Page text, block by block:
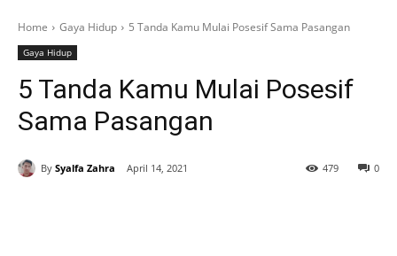
Home Gaya Hidup 5 Tanda Kamu Mulai Posesif Sama Pasangan
Gaya Hidup
5 Tanda Kamu Mulai Posesif
Sama Pasangan
By Syalfa Zahra April 14, 2021 0
479